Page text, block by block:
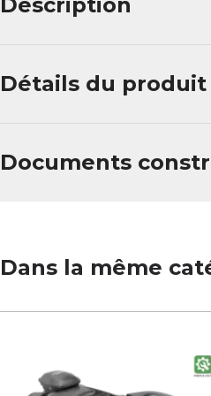
Détails du produit
Documents
Dans la même